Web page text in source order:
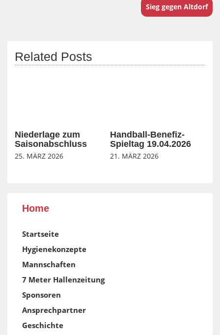
Sieg gegen Altdorf
Related Posts
Niederlage zum
Saisonabschluss
25. MÄRZ 2026
Handball-Benefiz-
Spieltag 19.04.2026
21. MÄRZ 2026
Home
Startseite
Hygienekonzepte
Mannschaften
7 Meter Hallenzeitung
Sponsoren
Ansprechpartner
Geschichte